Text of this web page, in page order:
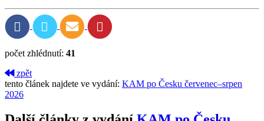
počet zhlédnutí: 41
zpět
tento článek najdete ve vydání: KAM po Česku červenec–srpen
2026